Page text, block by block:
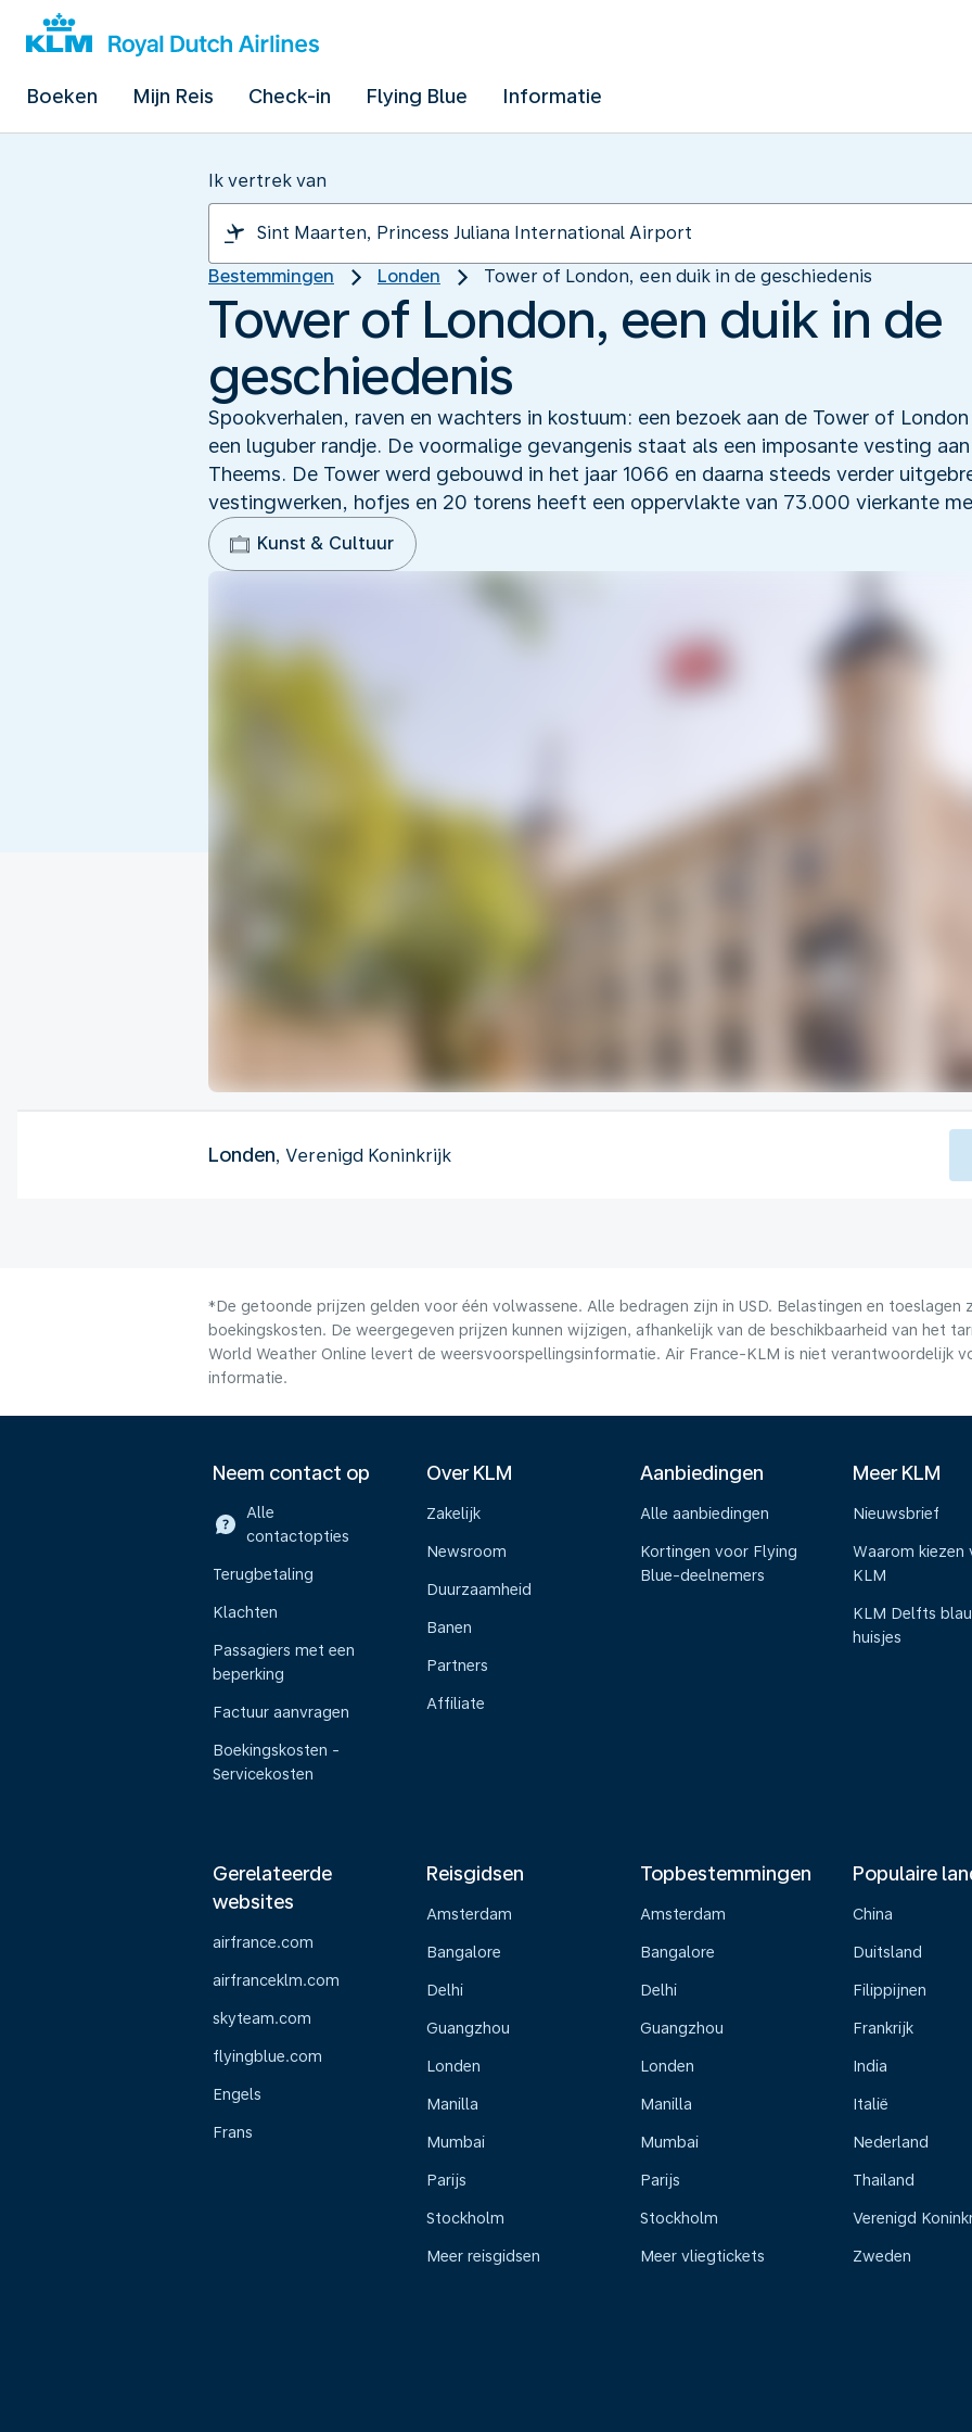
Boeken Mijn Reis Check-in Flying Blue Informatie
Ik vertrek van
Bestemmingen Londen Tower of London, een duik in de geschiedenis
Tower of London, een duik in de
geschiedenis
Spookverhalen, raven en wachters in kostuum: een bezoek aan de Tower of
een luguber randje. De voormalige gevangenis staat als een imposante vesting
Theems. De Tower werd gebouwd in het jaar 1066 en daarna steeds verder
vestingwerken, hofjes en 20 torens heeft een oppervlakte van 73.000 vierkante
Kunst & Cultuur
Londen, Verenigd Koninkrijk
*De getoonde prijzen gelden voor één volwassene. Alle bedragen zijn in USD. Belastingen en toeslagen
boekingskosten. De weergegeven prijzen kunnen wijzigen, afhankelijk van de beschikbaarheid van het
World Weather Online levert de weersvoorspellingsinformatie. Air France-KLM is niet verantwoordelijk
informatie.
Neem contact op
Alle
contactopties
Terugbetaling
Klachten
Passagiers met een
beperking
Factuur aanvragen
Boekingskosten -
Servicekosten
Over KLM
Zakelijk
Newsroom
Duurzaamheid
Banen
Partners
Affiliate
Aanbiedingen
Alle aanbiedingen
Kortingen voor Flying
Blue-deelnemers
Meer KLM
Nieuwsbrief
Waarom kiezen
KLM
KLM Delfts
huisjes
Gerelateerde
websites
airfrance.com
airfranceklm.com
skyteam.com
flyingblue.com
Engels
Frans
Reisgidsen
Amsterdam
Bangalore
Delhi
Guangzhou
Londen
Manilla
Mumbai
Parijs
Stockholm
Meer reisgidsen
Topbestemmingen
Amsterdam
Bangalore
Delhi
Guangzhou
Londen
Manilla
Mumbai
Parijs
Stockholm
Meer vliegtickets
Populaire
China
Duitsland
Filippijnen
Frankrijk
India
Italië
Nederland
Thailand
Verenigd
Zweden